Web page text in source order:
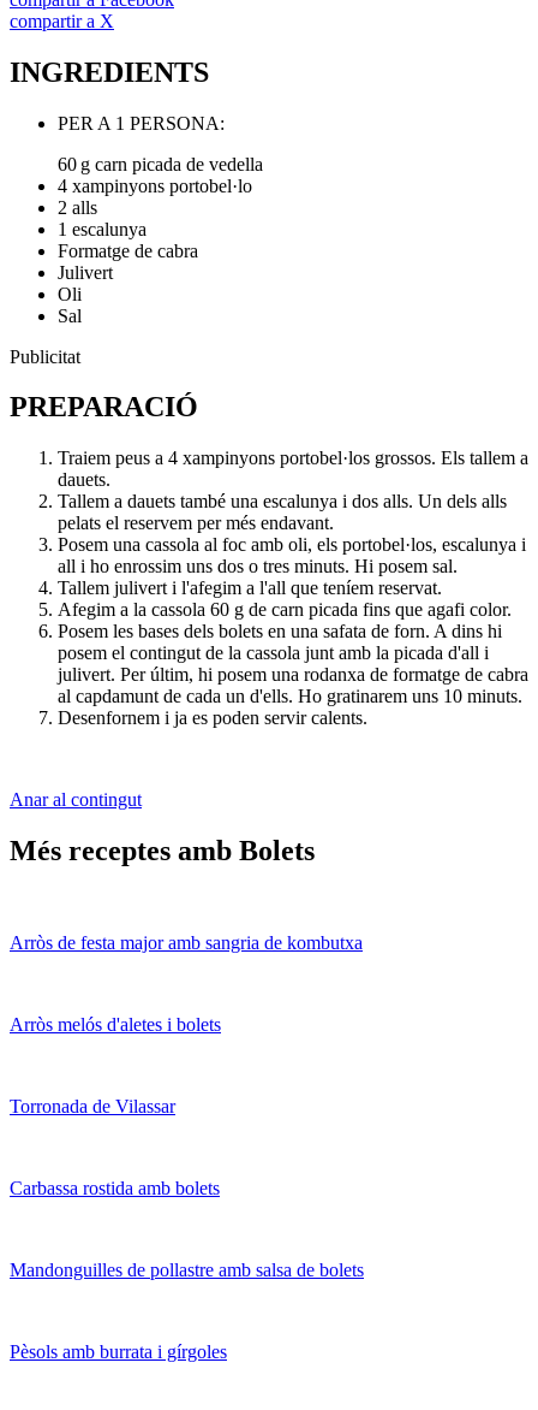
compartir a X
INGREDIENTS
PER A 1 PERSONA:
60 g carn picada de vedella
4 xampinyons portobel·lo
2 alls
1 escalunya
Formatge de cabra
Julivert
Oli
Sal
Publicitat
PREPARACIÓ
Traiem peus a 4 xampinyons portobel·los grossos. Els tallem a
dauets.
Tallem a dauets també una escalunya i dos alls. Un dels alls
pelats el reservem per més endavant.
Posem una cassola al foc amb oli, els portobel·los, escalunya i
all i ho enrossim uns dos o tres minuts. Hi posem sal.
Tallem julivert i l'afegim a l'all que teníem reservat.
Afegim a la cassola 60 g de carn picada fins que agafi color.
Posem les bases dels bolets en una safata de forn. A dins hi
posem el contingut de la cassola junt amb la picada d'all i
julivert. Per últim, hi posem una rodanxa de formatge de cabra
al capdamunt de cada un d'ells. Ho gratinarem uns 10 minuts.
Desenfornem i ja es poden servir calents.
Anar al contingut
Més receptes amb Bolets
Arròs de festa major amb sangria de kombutxa
Arròs melós d'aletes i bolets
Torronada de Vilassar
Carbassa rostida amb bolets
Mandonguilles de pollastre amb salsa de bolets
Pèsols amb burrata i gírgoles